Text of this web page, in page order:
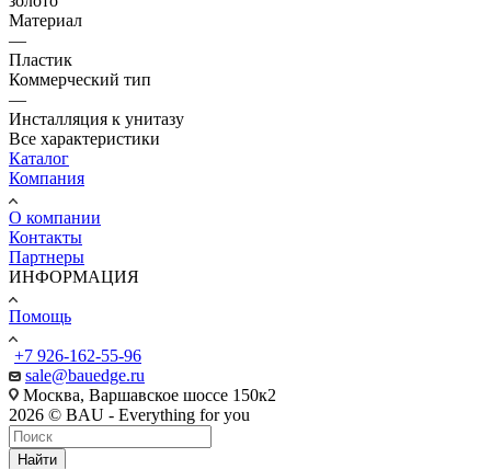
Материал
—
Пластик
Коммерческий тип
—
Инсталляция к унитазу
Все характеристики
Каталог
Компания
О компании
Контакты
Партнеры
ИНФОРМАЦИЯ
Помощь
+7 926-162-55-96
sale@bauedge.ru
Москва, Варшавское шоссе 150к2
2026 © BAU - Everything for you
Найти